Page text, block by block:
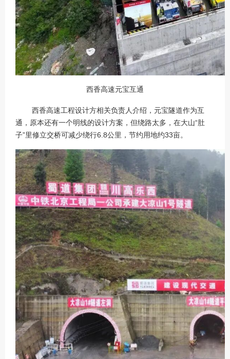
西香高速元宝互通
西香高速工程设计方相关负责人介绍，元宝隧道作为互
通，原本还有一个明线的设计方案，但绕路太多，在大山“肚
子”里修立交桥可减少绕行6.8公里，节约用地约33亩。